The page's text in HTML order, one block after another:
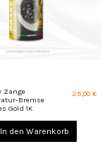
Zange
Bremse
Gold 1K
25,00 €
In den Warenkorb